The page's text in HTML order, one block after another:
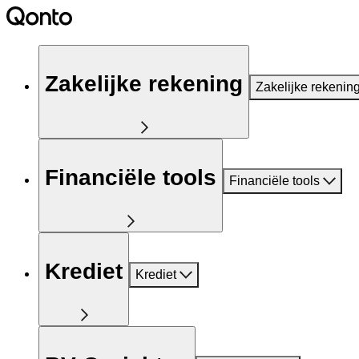
Zakelijke rekening Zakelijke
Financiële tools Financiële tools
Krediet Krediet